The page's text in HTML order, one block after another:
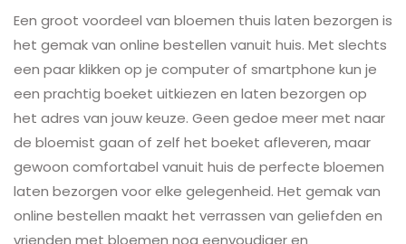
Een groot voordeel van bloemen thuis laten bezorgen is
het gemak van online bestellen vanuit huis. Met slechts
een paar klikken op je computer of smartphone kun je
een prachtig boeket uitkiezen en laten bezorgen op
het adres van jouw keuze. Geen gedoe meer met naar
de bloemist gaan of zelf het boeket afleveren, maar
gewoon comfortabel vanuit huis de perfecte bloemen
laten bezorgen voor elke gelegenheid. Het gemak van
online bestellen maakt het verrassen van geliefden en
vrienden met bloemen nog eenvoudiger en